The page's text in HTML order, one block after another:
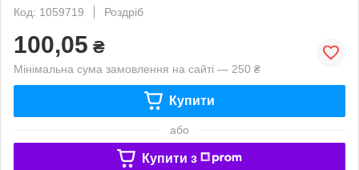
Код: 1059719
Роздріб
100,05 ₴
Мінімальна сума замовлення на сайті — 250 ₴
Купити
або
Купити з